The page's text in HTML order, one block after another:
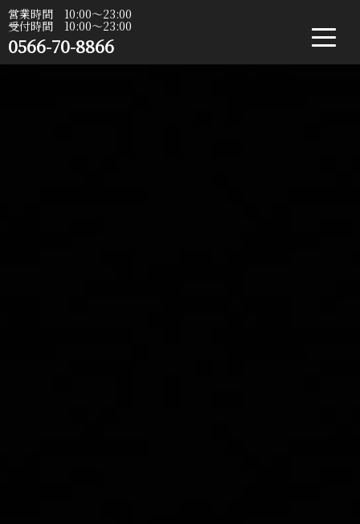
営業時間 10:00〜23:00
受付時間 10:00〜23:00
0566-70-8866